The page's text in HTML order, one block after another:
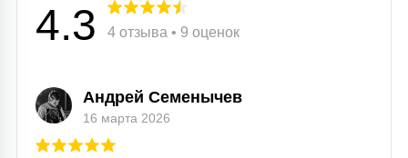
4.3 4 отзыва • 9 оценок
Андрей Семенычев
16 марта 2026